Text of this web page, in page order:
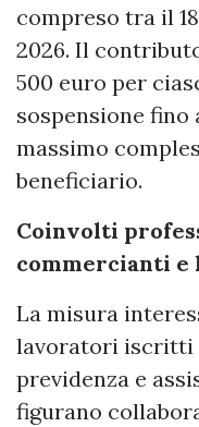
compreso tra il
2026. Il
500 euro per
sospensione
massimo
beneficiario.
Coinvolti
commercianti
La misura
lavoratori iscritti
previdenza e
figurano